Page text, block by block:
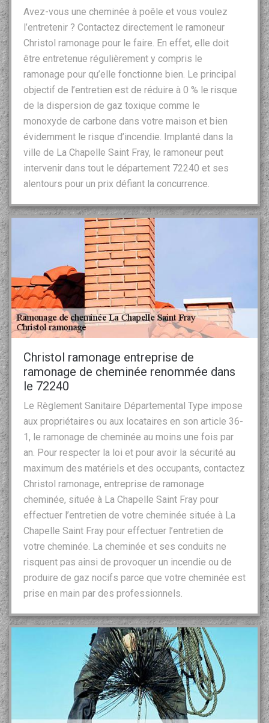
Avez-vous une cheminée à poêle et vous voulez
l’entretenir ? Contactez directement le ramoneur
Christol ramonage pour le faire. En effet, elle doit
être entretenue régulièrement y compris le
ramonage pour qu’elle fonctionne bien. Le principal
objectif de l’entretien est de réduire à 0 % le risque
de la dispersion de gaz toxique comme le
monoxyde de carbone dans votre maison et bien
évidemment le risque d’incendie. Implanté dans la
ville de La Chapelle Saint Fray, le ramoneur peut
intervenir dans tout le département 72240 et ses
alentours pour un prix défiant la concurrence.
Christol ramonage entreprise de
ramonage de cheminée renommée dans
le 72240
Le Règlement Sanitaire Départemental Type impose
aux propriétaires ou aux locataires en son article 36-
1, le ramonage de cheminée au moins une fois par
an. Pour respecter la loi et pour avoir la sécurité au
maximum des matériels et des occupants, contactez
Christol ramonage, entreprise de ramonage
cheminée, située à La Chapelle Saint Fray pour
effectuer l’entretien de votre cheminée située à La
Chapelle Saint Fray pour effectuer l’entretien de
votre cheminée. La cheminée et ses conduits ne
risquent pas ainsi de provoquer un incendie ou de
produire de gaz nocifs parce que votre cheminée est
prise en main par des professionnels.